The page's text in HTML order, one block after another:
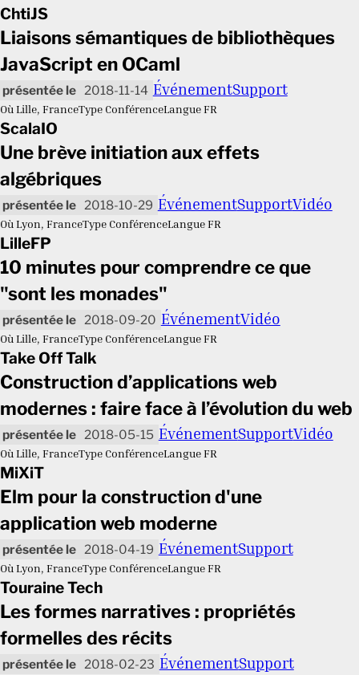
ChtiJS
Liaisons sémantiques de bibliothèques
JavaScript en OCaml
2018-11-14 ÉvénementSupport
Où Lille, FranceType ConférenceLangueFR
ScalaIO
Une brève initiation aux effets
algébriques
2018-10-29 ÉvénementSupportVidéo
Où Lyon, FranceType ConférenceLangueFR
LilleFP
10 minutes pour comprendre ce que
"sont les monades"
2018-09-20 ÉvénementVidéo
Où Lille, FranceType ConférenceLangueFR
Take Off Talk
Construction d’applications web
modernes : faire face à l’évolution du web
2018-05-15 ÉvénementSupportVidéo
Où Lille, FranceType ConférenceLangueFR
MiXiT
Elm pour la construction d'une
application web moderne
2018-04-19 ÉvénementSupport
Où Lyon, FranceType ConférenceLangueFR
Touraine Tech
Les formes narratives : propriétés
formelles des récits
2018-02-23 ÉvénementSupport